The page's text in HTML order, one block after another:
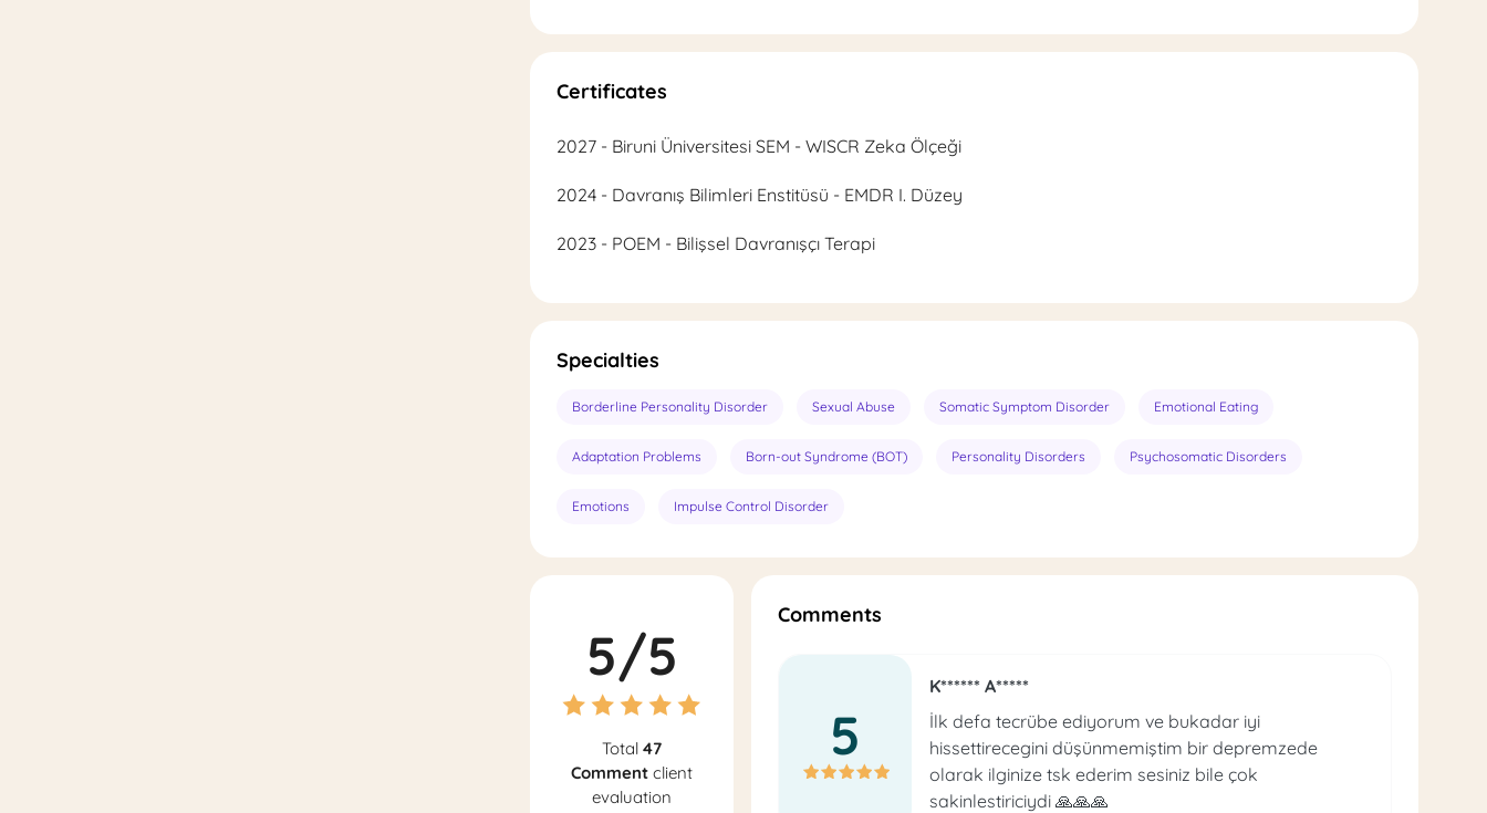
Certificates
2027 - Biruni Üniversitesi SEM - WISCR Zeka Ölçeği
2024 - Davranış Bilimleri Enstitüsü - EMDR I. Düzey
2023 - POEM - Bilişsel Davranışçı Terapi
Specialties
Borderline Personality Disorder Sexual Abuse Somatic Symptom Disorder Emotional Eating
Adaptation Problems Born-out Syndrome (BOT) Personality Disorders Psychosomatic Disorders
Emotions Impulse Control Disorder
5/5
Total47
Comment client
evaluation
Comments
5
K****** A*****
İlk defa tecrübe ediyorum ve bukadar iyi
hissettirecegini düşünmemiştim bir depremzede
olarak ilginize tsk ederim sesiniz bile çok
sakinlestiriciydi 🙏🙏🙏